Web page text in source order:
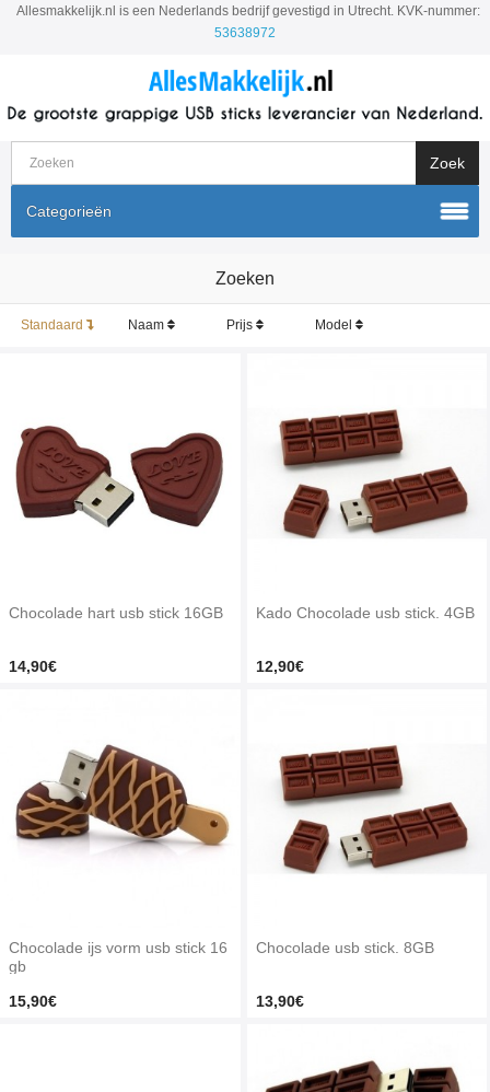
Allesmakkelijk.nl is een Nederlands bedrijf gevestigd in Utrecht. KVK-nummer:
53638972
Categorieën
Zoeken
Standaard Naam Prijs Model
Chocolade hart usb stick 16GB
14,90€
Kado Chocolade usb stick. 4GB
12,90€
Chocolade ijs vorm usb stick 16
gb
15,90€
Chocolade usb stick. 8GB
13,90€